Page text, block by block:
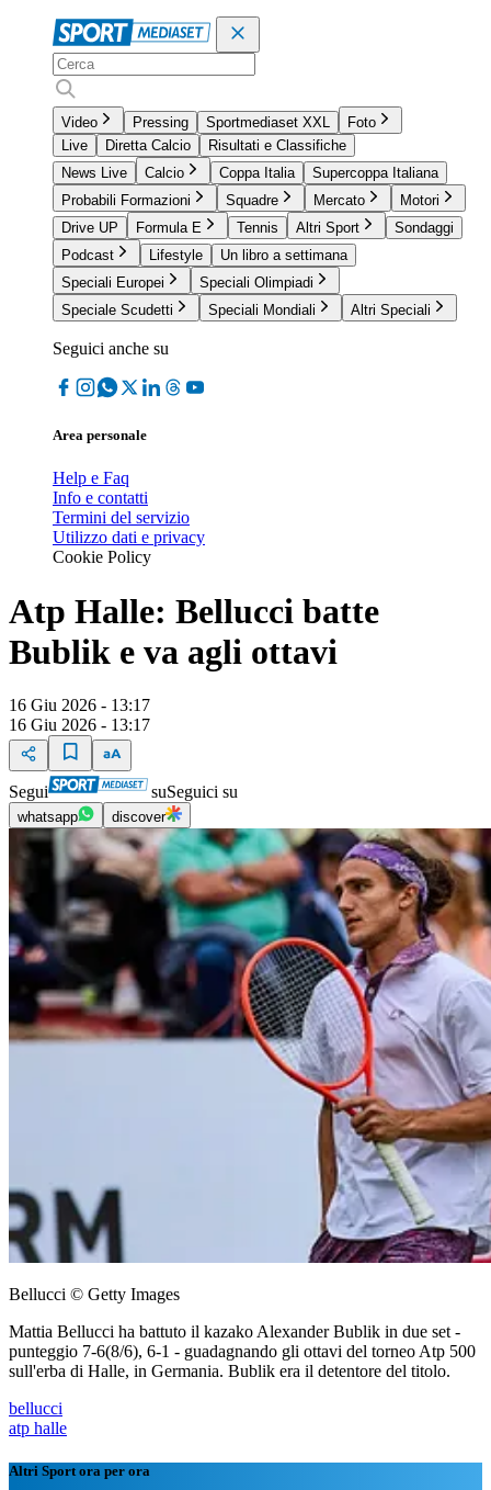
Video Pressing Sportmediaset XXL
Foto
Live
Diretta Calcio
Risultati e Classifiche
News Live
Calcio Coppa Italia
Supercoppa Italiana
Probabili Formazioni
Squadre Mercato
Motori
Drive UP
Formula E Tennis Altri Sport
Sondaggi
Podcast
Lifestyle
Un libro a settimana
Speciali Europei
Speciali Olimpiadi
Speciale Scudetti
Speciali Mondiali Altri Speciali
Seguici anche su
Area personale
Help e Faq
Info e contatti
Termini del servizio
Utilizzo dati e privacy
Cookie Policy
Atp Halle: Bellucci batte
Bublik e va agli ottavi
16 Giu 2026 - 13:17
16 Giu 2026 - 13:17
Segui suSeguici su
whatsapp discover
Bellucci © Getty Images
Mattia Bellucci ha battuto il kazako Alexander Bublik in due set -
punteggio 7-6(8/6), 6-1 - guadagnando gli ottavi del torneo Atp 500
sull'erba di Halle, in Germania. Bublik era il detentore del titolo.
bellucci
atp halle
Altri Sport ora per ora